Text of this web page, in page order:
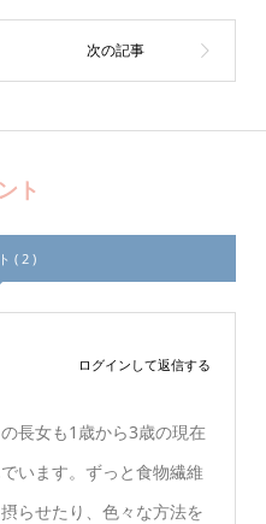
ト
( 2 )
ログインして返信する
長女も1歳から3歳の現在
います。ずっと食物繊維
らせたり、色々な方法を